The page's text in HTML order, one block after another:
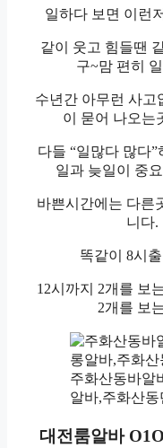
일하다 보면 이런
같이 웃고 힘들땐
구~맘 편히
수년간 아무런 사고
이 묻어 나오는
다들 “일많다 많다”
일과 늦일이 중
바쁜시간에는 다른
니다.
똑같이 8시
12시까지 2개를 보
2개를 보
주화산동바알
알바,주화산
대전룸알바